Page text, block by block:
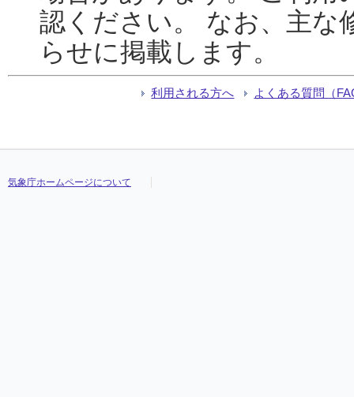
認ください。 なお、主な
らせに掲載します。
利用される方へ よくある質問（
気象庁ホームページについて